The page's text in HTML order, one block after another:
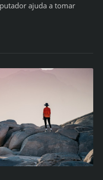
ajuda a tomar